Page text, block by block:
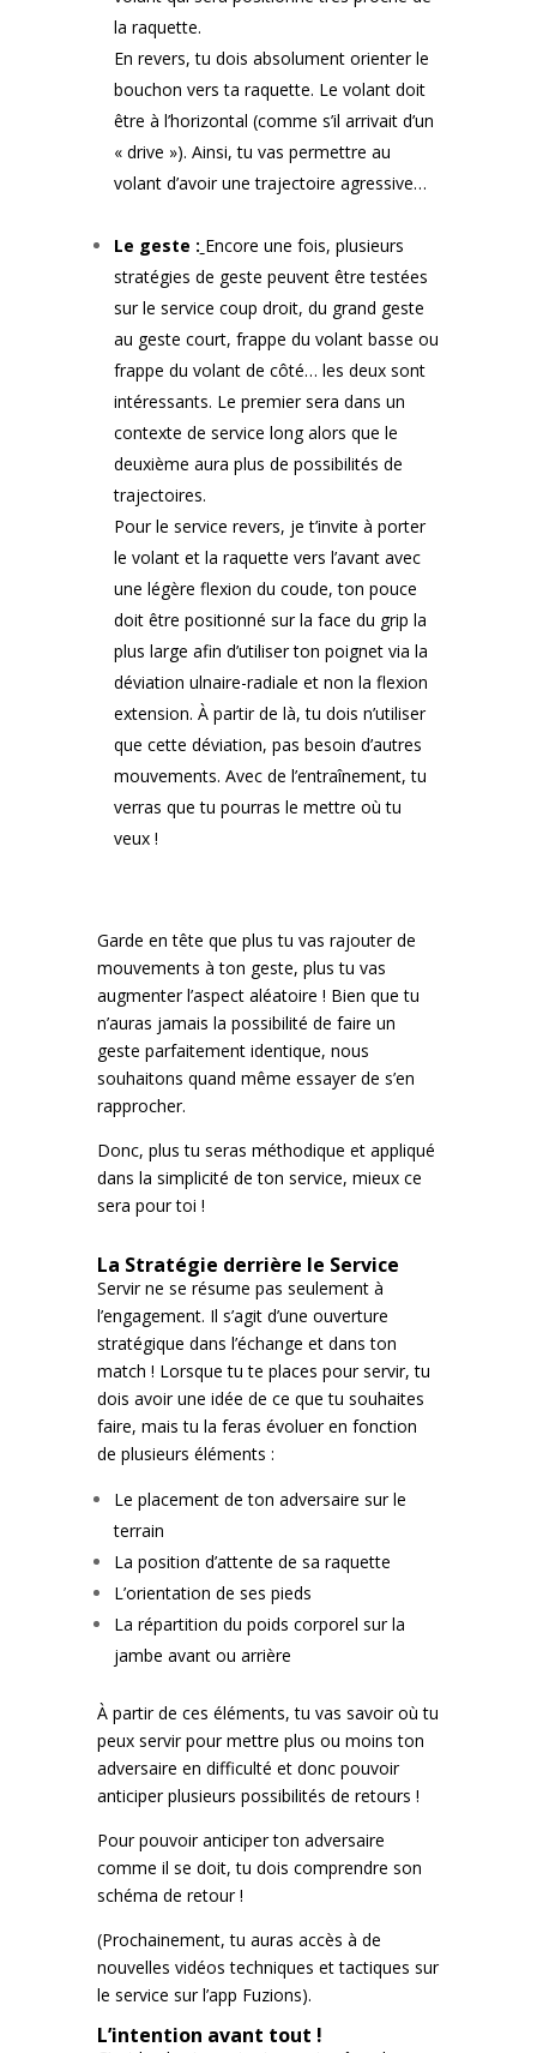
la raquette.
En revers, tu dois absolument orienter le
bouchon vers ta raquette. Le volant doit
être à l’horizontal (comme s’il arrivait d’un
« drive »). Ainsi, tu vas permettre au
volant d’avoir une trajectoire agressive…
Le geste : Encore une fois, plusieurs
stratégies de geste peuvent être testées
sur le service coup droit, du grand geste
au geste court, frappe du volant basse ou
frappe du volant de côté… les deux sont
intéressants. Le premier sera dans un
contexte de service long alors que le
deuxième aura plus de possibilités de
trajectoires.
Pour le service revers, je t’invite à porter
le volant et la raquette vers l’avant avec
une légère flexion du coude, ton pouce
doit être positionné sur la face du grip la
plus large afin d’utiliser ton poignet via la
déviation ulnaire-radiale et non la flexion
extension. À partir de là, tu dois n’utiliser
que cette déviation, pas besoin d’autres
mouvements. Avec de l’entraînement, tu
verras que tu pourras le mettre où tu
veux !
Garde en tête que plus tu vas rajouter de
mouvements à ton geste, plus tu vas
augmenter l’aspect aléatoire ! Bien que tu
n’auras jamais la possibilité de faire un
geste parfaitement identique, nous
souhaitons quand même essayer de s’en
rapprocher.
Donc, plus tu seras méthodique et appliqué
dans la simplicité de ton service, mieux ce
sera pour toi !
La Stratégie derrière le Service
Servir ne se résume pas seulement à
l’engagement. Il s’agit d’une ouverture
stratégique dans l’échange et dans ton
match ! Lorsque tu te places pour servir, tu
dois avoir une idée de ce que tu souhaites
faire, mais tu la feras évoluer en fonction
de plusieurs éléments :
Le placement de ton adversaire sur le
terrain
La position d’attente de sa raquette
L’orientation de ses pieds
La répartition du poids corporel sur la
jambe avant ou arrière
À partir de ces éléments, tu vas savoir où tu
peux servir pour mettre plus ou moins ton
adversaire en difficulté et donc pouvoir
anticiper plusieurs possibilités de retours !
Pour pouvoir anticiper ton adversaire
comme il se doit, tu dois comprendre son
schéma de retour !
(Prochainement, tu auras accès à de
nouvelles vidéos techniques et tactiques sur
le service sur l’app Fuzions).
L’intention avant tout !